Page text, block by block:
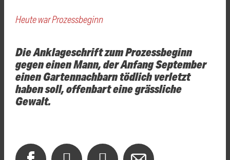
Heute war Prozessbeginn
Die Anklageschrift zum Prozessbeginn
gegen einen Mann, der Anfang September
einen Gartennachbarn tödlich verletzt
haben soll, offenbart eine grässliche
Gewalt.